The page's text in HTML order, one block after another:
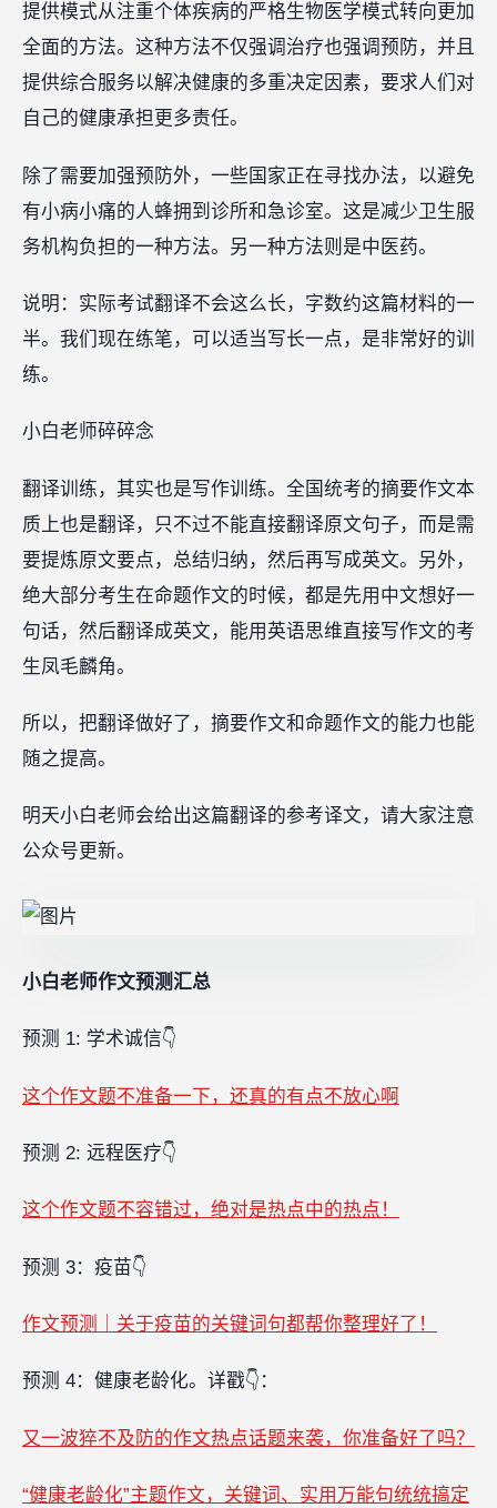
提供模式从注重个体疾病的严格生物医学模式转向更加
全面的方法。这种方法不仅强调治疗也强调预防，并且
提供综合服务以解决健康的多重决定因素，要求人们对
自己的健康承担更多责任。
除了需要加强预防外，一些国家正在寻找办法，以避免
有小病小痛的人蜂拥到诊所和急诊室。这是减少卫生服
务机构负担的一种方法。另一种方法则是中医药。
说明：实际考试翻译不会这么长，字数约这篇材料的一
半。我们现在练笔，可以适当写长一点，是非常好的训
练。‍‍‍‍
小白老师碎碎念
翻译训练，其实也是写作训练。全国统考的摘要作文本
质上也是翻译，只不过不能直接翻译原文句子，而是需
要提炼原文要点，总结归纳，然后再写成英文。另外，
绝大部分考生在命题作文的时候，都是先用中文想好一
句话，然后翻译成英文，能用英语思维直接写作文的考
生凤毛麟角。
所以，把翻译做好了，摘要作文和命题作文的能力也能
随之提高。
明天小白老师会给出这篇翻译的参考译文，请大家注意
公众号更新。
小白老师作文预测汇总
预测 1: 学术诚信👇
这个作文题不准备一下，还真的有点不放心啊
预测 2: 远程医疗👇
这个作文题不容错过，绝对是热点中的热点！
预测 3：疫苗👇‍‍‍
作文预测｜关于疫苗的关键词句都帮你整理好了！
预测 4：健康老龄化。详戳👇：
又一波猝不及防的作文热点话题来袭，你准备好了吗？
“健康老龄化”主题作文，关键词、实用万能句统统搞定